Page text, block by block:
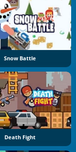
Snow Battle
Death Fight